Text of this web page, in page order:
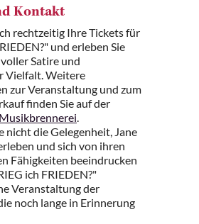
Kontakt
rechtzeitig Ihre Tickets für
und erleben Sie
Satire und
Vielfalt. Weitere
zur Veranstaltung und zum
finden Sie auf der
.
nicht die Gelegenheit, Jane
und sich von ihren
Fähigkeiten beeindrucken
ich FRIEDEN?"
Veranstaltung der
noch lange in Erinnerung